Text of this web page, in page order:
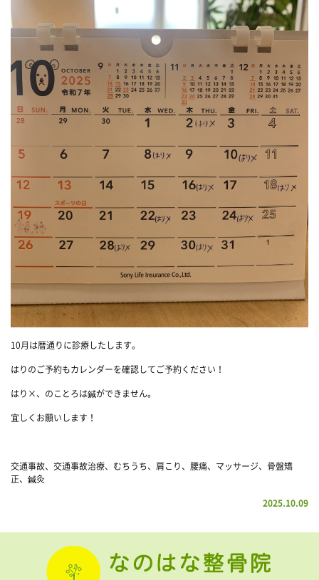
10月は暦通りに診療したします。
はりのご予約もカレンダーを確認してご予約ください！
はり×、のことろは鍼ができません。
宜しくお願いします！
交通事故、交通事故治療、むちうち、肩こり、腰痛、マッサージ、骨盤矯
正、鍼灸
2025.10.09